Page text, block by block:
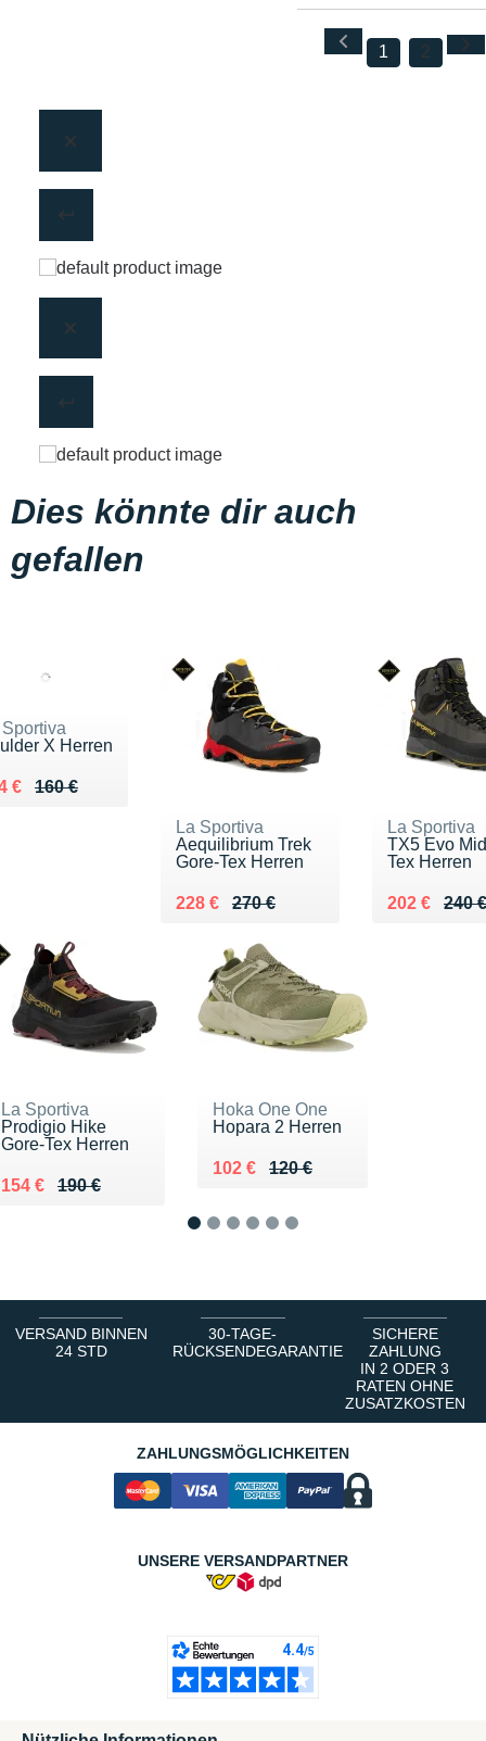
1 2
Dies könnte dir auch
gefallen
X Herren
160 €
de 160 €
€ 144 €
La Sportiva
Aequilibrium Trek
Gore-Tex Herren
270 €
Au lieu de 270 €
228 €
Vendu 228 €
La Sportiva
TX5 Evo
Tex Herren
240 €
Au lieu de
202 €
Vendu 202 €
La Sportiva
Prodigio Hike
Gore-Tex Herren
190 €
Au lieu de 190 €
154 €
Vendu 154 €
Hoka One One
Hopara 2 Herren
120 €
Au lieu de 120 €
102 €
Vendu 102 €
VERSAND BINNEN
24 STD
30-TAGE-
RÜCKSENDEGARANTIE
SICHERE
ZAHLUNG
IN 2 ODER 3
RATEN OHNE
ZUSATZKOSTEN
ZAHLUNGSMÖGLICHKEITEN
UNSERE VERSANDPARTNER